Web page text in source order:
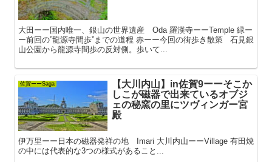
大田ーー国内唯一、銀山の世界遺産 Oda 羅漢寺ーーTemple 緑ー
ー前回の”龍源寺間歩”までの道程 赤ーー今回の街歩き散策 石見銀
山公園から龍源寺間歩の反対側。歩いて...
佐賀ーーSaga
【大川内山】in佐賀9ーーそこか
しこが磁器で出来ているオブジ
ェの秘窯の里にツヴィンガー宮
殿
伊万里ーー日本の磁器発祥の地 Imari 大川内山ーーVillage 有田焼
の中には代表的な3つの様式があること...